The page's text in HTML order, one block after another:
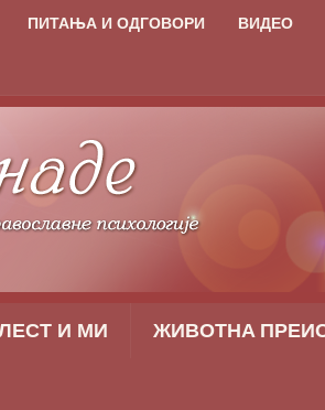
ПИТАЊА И ОДГОВОРИ ВИДЕО
И МИ ЖИВОТНA